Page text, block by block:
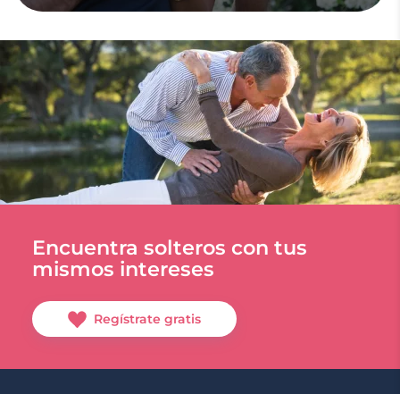
Encuentra solteros con tus
mismos intereses
Regístrate gratis